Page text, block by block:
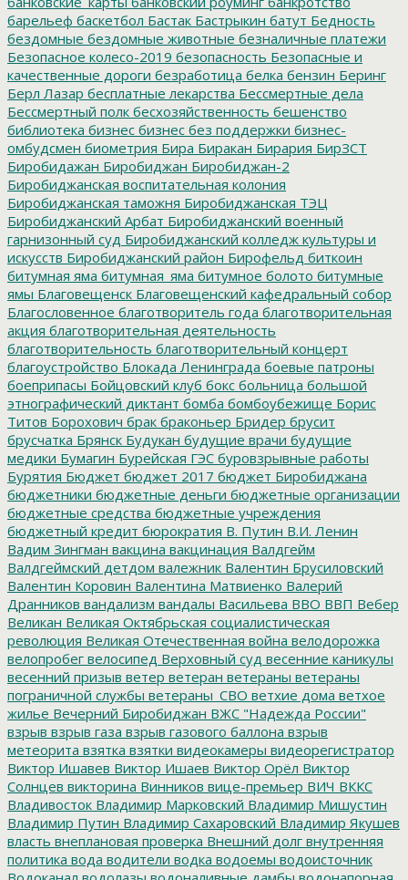
барельеф баскетбол Бастак Бастрыкин батут Бедность
бездомные бездомные животные безналичные платежи
Безопасное колесо-2019 безопасность Безопасные и
качественные дороги безработица белка бензин Беринг
Берл Лазар бесплатные лекарства Бессмертные дела
Бессмертный полк бесхозяйственность бешенство
библиотека бизнес бизнес без поддержки бизнес-
омбудсмен биометрия Бира Биракан Бирария БирЗСТ
Биробидажан Биробиджан Биробиджан-2
Биробиджанская воспитательная колония
Биробиджанская таможня Биробиджанская ТЭЦ
Биробиджанский Арбат Биробиджанский военный
гарнизонный суд Биробиджанский колледж культуры и
искусств Биробиджанский район Бирофельд биткоин
битумная яма битумная_яма битумное болото битумные
ямы Благовещенск Благовещенский кафедральный собор
Благословенное благотворитель года благотворительная
акция благотворительная деятельность
благотворительность благотворительный концерт
благоустройство Блокада Ленинграда боевые патроны
боеприпасы Бойцовский клуб бокс больница большой
этнографический диктант бомба бомбоубежище Борис
Титов Борохович брак браконьер Бридер брусит
брусчатка Брянск Будукан будущие врачи будущие
медики Бумагин Бурейская ГЭС буровзрывные работы
Бурятия Бюджет бюджет 2017 бюджет Биробиджана
бюджетники бюджетные деньги бюджетные организации
бюджетные средства бюджетные учреждения
бюджетный кредит бюрократия В. Путин В.И. Ленин
Вадим Зингман вакцина вакцинация Валдгейм
Валдгеймский детдом валежник Валентин Брусиловский
Валентин Коровин Валентина Матвиенко Валерий
Дранников вандализм вандалы Васильева ВВО ВВП Вебер
Великан Великая Октябрьская социалистическая
революция Великая Отечественная война велодорожка
велопробег велосипед Верховный суд весенние каникулы
весенний призыв ветер ветеран ветераны ветераны
пограничной службы ветераны_СВО ветхие дома ветхое
жилье Вечерний Биробиджан ВЖС "Надежда России"
взрыв взрыв газа взрыв газового баллона взрыв
метеорита взятка взятки видеокамеры видеорегистратор
Виктор Ишавев Виктор Ишаев Виктор Орёл Виктор
Солнцев викторина Винников вице-премьер ВИЧ ВККС
Владивосток Владимир Марковский Владимир Мишустин
Владимир Путин Владимир Сахаровский Владимир Якушев
власть внеплановая проверка Внешний долг внутренняя
политика вода водители водка водоемы водоисточник